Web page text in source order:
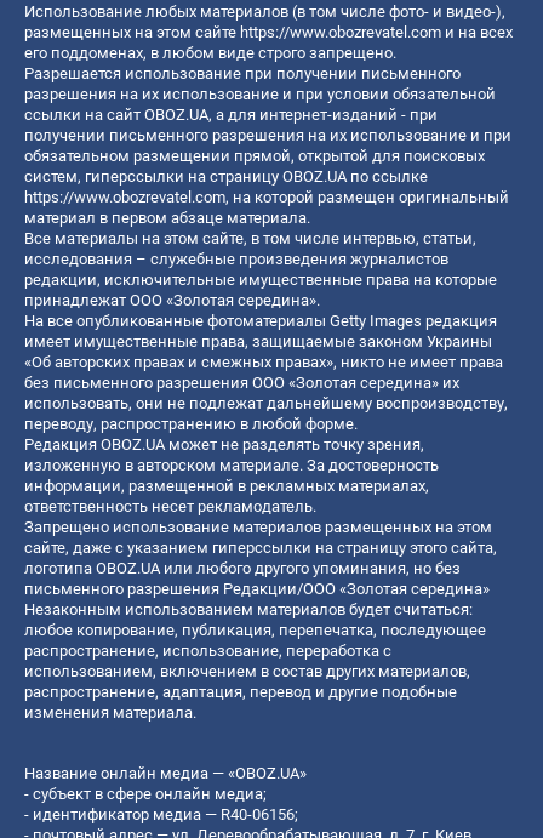
Использование любых материалов (в том числе фото- и видео-),
размещенных на этом сайте https://www.obozrevatel.com и на всех
его поддоменах, в любом виде строго запрещено.
Разрешается использование при получении письменного
разрешения на их использование и при условии обязательной
ссылки на сайт OBOZ.UA, а для интернет-изданий - при
получении письменного разрешения на их использование и при
обязательном размещении прямой, открытой для поисковых
систем, гиперссылки на страницу OBOZ.UA по ссылке
https://www.obozrevatel.com, на которой размещен оригинальный
материал в первом абзаце материала.
Все материалы на этом сайте, в том числе интервью, статьи,
исследования – служебные произведения журналистов
редакции, исключительные имущественные права на которые
принадлежат ООО «Золотая середина».
На все опубликованные фотоматериалы Getty Images редакция
имеет имущественные права, защищаемые законом Украины
«Об авторских правах и смежных правах», никто не имеет права
без письменного разрешения ООО «Золотая середина» их
использовать, они не подлежат дальнейшему воспроизводству,
переводу, распространению в любой форме.
Редакция OBOZ.UA может не разделять точку зрения,
изложенную в авторском материале. За достоверность
информации, размещенной в рекламных материалах,
ответственность несет рекламодатель.
Запрещено использование материалов размещенных на этом
сайте, даже с указанием гиперссылки на страницу этого сайта,
логотипа OBOZ.UA или любого другого упоминания, но без
письменного разрешения Редакции/ООО «Золотая середина»
Незаконным использованием материалов будет считаться:
любое копирование, публикация, перепечатка, последующее
распространение, использование, переработка с
использованием, включением в состав других материалов,
распространение, адаптация, перевод и другие подобные
изменения материала.
Название онлайн медиа — «OBOZ.UA»
- субъект в сфере онлайн медиа;
- идентификатор медиа — R40-06156;